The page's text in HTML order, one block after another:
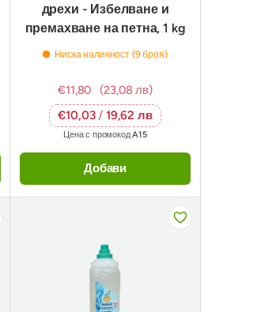
дрехи - Избелване и
премахване на петна, 1 kg
Ниска наличност (9 броя)
€11,80
(23,08 лв)
€10,03 / 19,62 лв
Цена с промокодA15
Добави